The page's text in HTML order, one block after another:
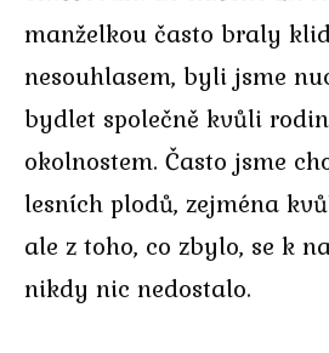
manželkou často braly
nesouhlasem, byli jsme
bydlet společně kvůli
okolnostem. Často jsme
lesních plodů, zejména
ale z toho, co zbylo, se k
nikdy nic nedostalo.